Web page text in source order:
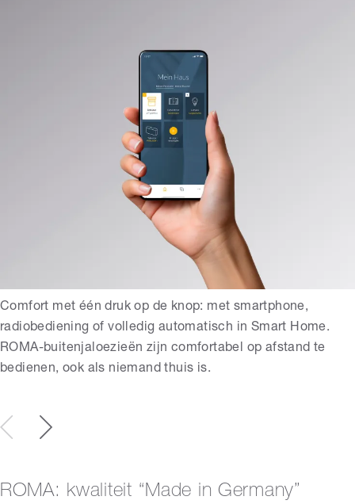
Comfort met één druk op de knop: met smartphone,
radiobediening of volledig automatisch in Smart Home.
ROMA-buitenjaloezieën zijn comfortabel op afstand te
bedienen, ook als niemand thuis is.
ROMA: kwaliteit “Made in Germany”